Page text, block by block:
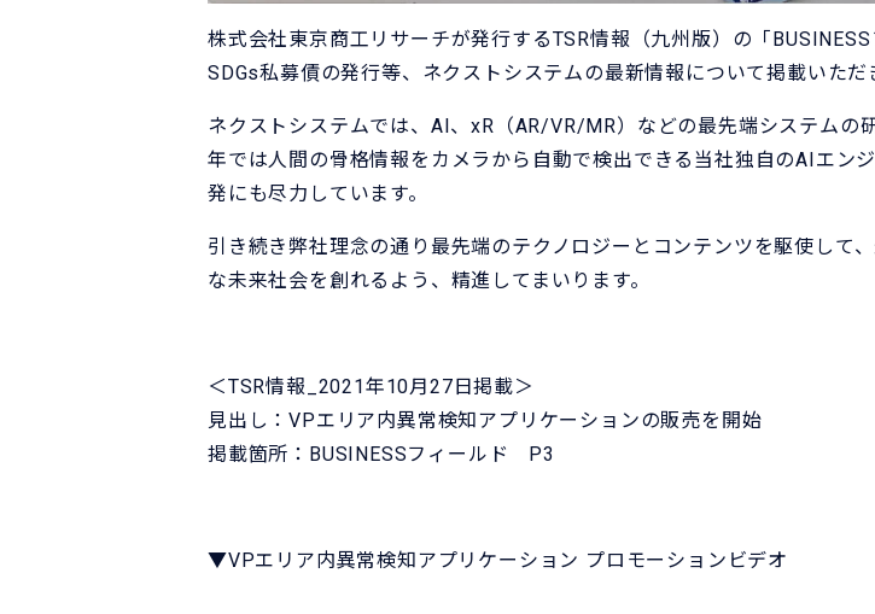
株式会社東京商工リサーチが発行するTSR情報（九州版）の「
SDGs私募債の発行等、ネクストシステムの最新情報について掲載いただ
ネクストシステムでは、AI、xR（AR/VR/MR）などの最先端システムの
年では人間の骨格情報をカメラから自動で検出できる当社独自のAIエ
発にも尽力しています。
引き続き弊社理念の通り最先端のテクノロジーとコンテンツを駆使して
な未来社会を創れるよう、精進してまいります。
＜TSR情報_2021年10月27日掲載＞
見出し：VPエリア内異常検知アプリケーションの販売を開始
掲載箇所：BUSINESSフィールド P3
▼VPエリア内異常検知アプリケーション プロモーションビデオ